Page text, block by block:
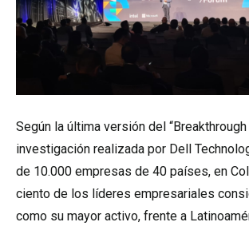
Según la última versión del “Breakthrough
investigación realizada por Dell
de 10.000 empresas de 40 países, en
ciento de los líderes empresariales
como su mayor activo, frente a